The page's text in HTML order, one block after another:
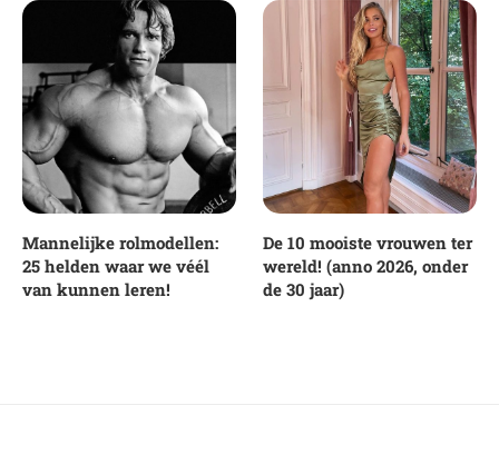
Mannelijke rolmodellen:
25 helden waar we véél
van kunnen leren!
De 10 mooiste vrouwen ter
wereld! (anno 2026, onder
de 30 jaar)